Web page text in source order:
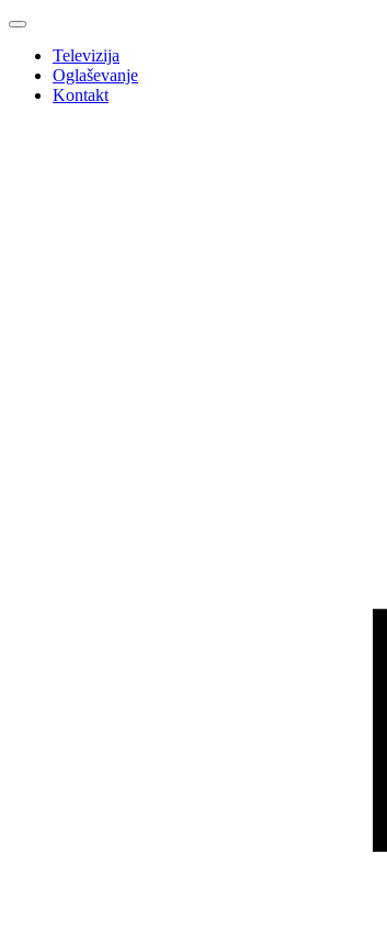
Televizija
Oglaševanje
Kontakt